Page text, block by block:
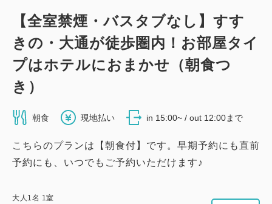
【全室禁煙・バスタブなし】すす
きの・大通が徒歩圏内！お部屋タイ
プはホテルにおまかせ（朝食つ
き）
朝食 現地払い in 15:00~ / out 12:00まで
こちらのプランは【朝食付】です。早期予約にも直前
予約にも、いつでもご予約いただけます♪
大人 1名 1室